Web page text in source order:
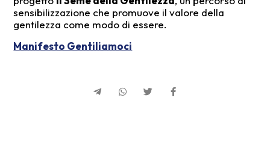
sensibilizzazione che promuove il valore della
gentilezza come modo di essere.
Manifesto Gentiliamoci